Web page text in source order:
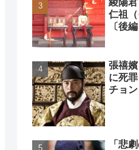
仁祖
〔後編
張禧嬪
に死
チョン
「悲